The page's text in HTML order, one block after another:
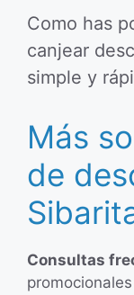
Como has
canjear
simple y
Más
de
Consultas